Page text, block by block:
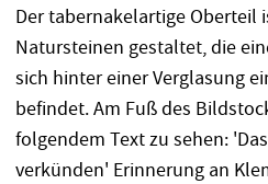
Der tabernakelartige Oberteil
Natursteinen gestaltet, die
sich hinter einer Verglasung
befindet. Am Fuß des
folgendem Text zu sehen:
verkünden' Erinnerung an